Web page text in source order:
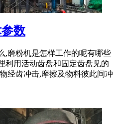
数
,磨粉机是怎样工作的呢有哪些
利用活动齿盘和固定齿盘见的
经齿冲击,摩擦及物料彼此间冲